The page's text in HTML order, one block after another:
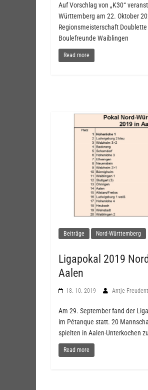
Auf Vorschlag von „K30“
Württemberg am 22. Oktober
Regionsmeisterschaft
Boulefreunde Waiblingen
Read more
Beiträge Nord-Württemberg
Ligapokal 2019
Aalen
18. 10. 2019 Antje
Am 29. September fand der
im Pétanque statt. 20
spielten in Aalen-Unterkochen
Read more